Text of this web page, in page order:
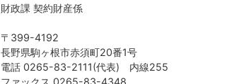
財政課 契約財産係
〒399-4192
長野県駒ヶ根市赤須町20番1号
電話 0265-83-2111(代表) 内線255
ファックス 0265-83-4348